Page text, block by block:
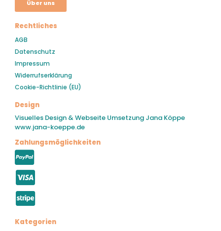
Über uns
Rechtliches
AGB
Datenschutz
Impressum
Widerrufserklärung
Cookie-Richtlinie (EU)
Design
Visuelles Design & Webseite Umsetzung Jana Köppe
www.jana-koeppe.de
Zahlungsmöglichkeiten
Kategorien